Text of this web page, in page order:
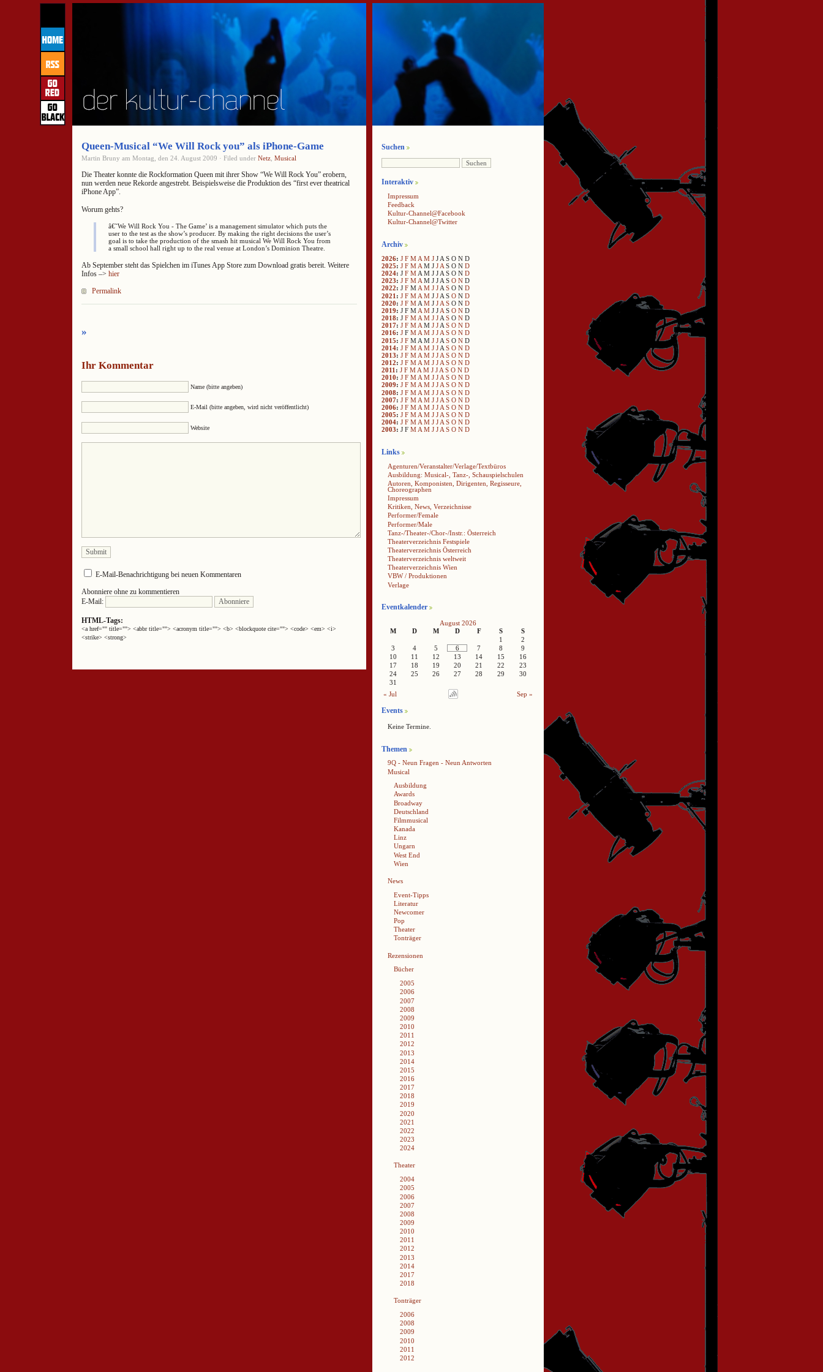
Queen-Musical “We Will Rock you” als iPhone-Game
Martin Bruny am Montag, den 24. August 2009 · Filed under Netz Musical
Die Theater konnte die Rockformation Queen mit ihrer Show “We Will Rock You” erobern,
nun werden neue Rekorde angestrebt. Beispielsweise die Produktion des “first ever theatrical
iPhone App”.
Worum gehts?
â€˜We Will Rock You - The Game’ is a management simulator which puts the
user to the test as the show’s producer. By making the right decisions the user’s
goal is to take the production of the smash hit musical We Will Rock You from
a small school hall right up to the real venue at London’s Dominion Theatre.
Ab September steht das Spielchen im iTunes App Store zum Download gratis bereit. Weitere
Infos –> hier
Permalink
»
Ihr Kommentar
Name (bitte angeben)
E-Mail (bitte angeben, wird nicht veröffentlicht)
Website
E-Mail-Benachrichtigung bei neuen Kommentaren
Abonniere ohne zu kommentieren
E-Mail:
HTML-Tags:
<a href="" title=""> <abbr title=""> <acronym title=""> <b> <blockquote cite=""> <code> <em> <i>
<strike> <strong>
Suchen
Interaktiv
Impressum
Feedback
Kultur-Channel@Facebook
Kultur-Channel@Twitter
Archiv
2026: J F M A M J J A S O N D
2025: J F M A M J J A S O N D
2024: J F M A M J J A S O N D
2023: J F M A M J J A S O N D
2022: J F MA M J JA S O N D
2021 : J F M A M J J A S O N D
2020: J F M A M J J A S O N D
2019: J F M A M J J A S O N D
2018: J F M A M J J A S O N D
2017: J F M A M J J A S O N D
2016: J F M A M J J A S O N D
2015: J F M A M J J A S O N D
2014: J F M A M J J A S O N D
2013: J F M A M J J A S O N D
2012: J F M A M J J A S O N D
2011 : J F M A M J J A S O N D
2010: J F M A M J J A S O N D
2009: J F MA M J JA S O N D
2008: J F M A M J J A S O N D
2007: J F M A M J J A S O N D
2006: J F M A M J J A S O N D
2005: J F M A M J J A S O N D
2004: J F M A M J J A S O N D
2003: J F M A M J J A S O N D
Links
Agenturen/Veranstalter/Verlage/Textbüros
Ausbildung: Musical-, Tanz-, Schauspielschulen
Autoren, Komponisten, Dirigenten, Regisseure,
Choreographen
Impressum
Kritiken, News, Verzeichnisse
Performer/Female
Performer/Male
Tanz-/Theater-/Chor-/Instr.: Österreich
Theaterverzeichnis Festspiele
Theaterverzeichnis Österreich
Theaterverzeichnis weltweit
Theaterverzeichnis Wien
VBW / Produktionen
Verlage
Eventkalender
August 2026
M
D M D F S
S
1
2
3
4 5 6 7 8
9
10
11 12 13 14 15
16
17
18 19 20 21 22
23
24
25 26 27 28 29
30
31
« Jul
Sep »
Events
Keine Termine.
Themen
9Q - Neun Fragen - Neun Antworten
Musical
Ausbildung
Awards
Broadway
Deutschland
Filmmusical
Kanada
Linz
Ungarn
West End
Wien
News
Event-Tipps
Literatur
Newcomer
Pop
Theater
Tonträger
Rezensionen
Bücher
2005
2006
2007
2008
2009
2010
2011
2012
2013
2014
2015
2016
2017
2018
2019
2020
2021
2022
2023
2024
Theater
2004
2005
2006
2007
2008
2009
2010
2011
2012
2013
2014
2017
2018
Tonträger
2006
2008
2009
2010
2011
2012